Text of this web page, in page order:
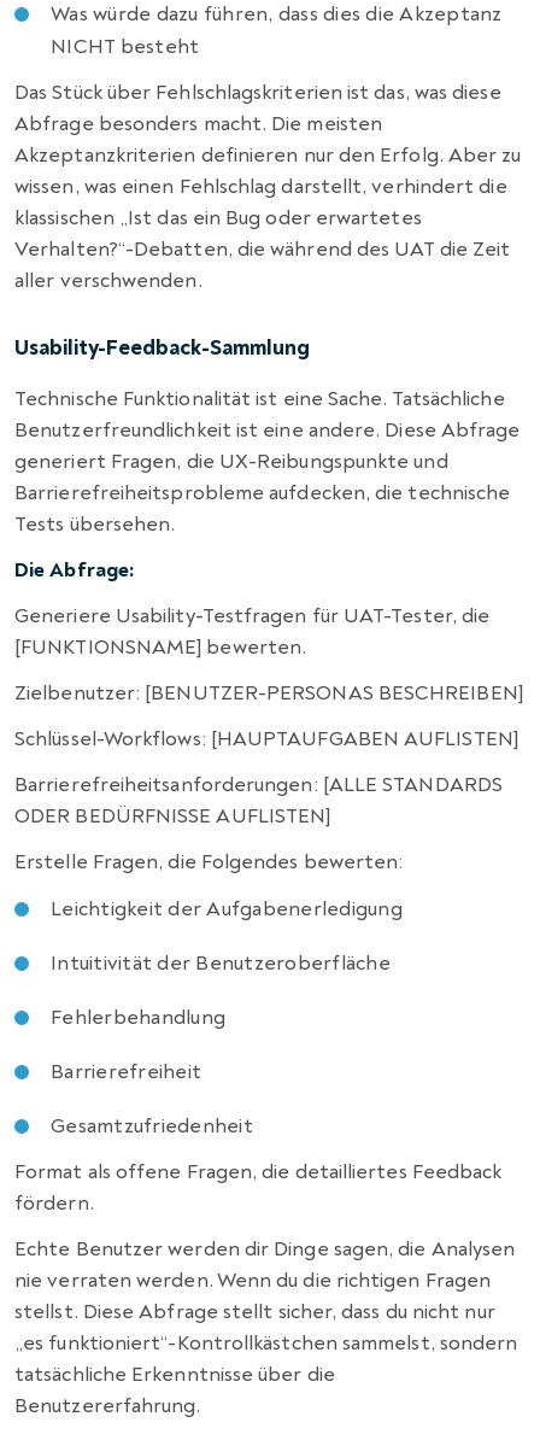
Was würde dazu führen, dass dies die Akzeptanz
NICHT besteht
Das Stück über Fehlschlagskriterien ist das, was diese
Abfrage besonders macht. Die meisten
Akzeptanzkriterien definieren nur den Erfolg. Aber zu
wissen, was einen Fehlschlag darstellt, verhindert die
klassischen „Ist das ein Bug oder erwartetes
Verhalten?“-Debatten, die während des UAT die Zeit
aller verschwenden.
Usability-Feedback-Sammlung
Technische Funktionalität ist eine Sache. Tatsächliche
Benutzerfreundlichkeit ist eine andere. Diese Abfrage
generiert Fragen, die UX-Reibungspunkte und
Barrierefreiheitsprobleme aufdecken, die technische
Tests übersehen.
Die Abfrage:
Generiere Usability-Testfragen für UAT-Tester, die
[FUNKTIONSNAME] bewerten.
Zielbenutzer: [BENUTZER-PERSONAS BESCHREIBEN]
Schlüssel-Workflows: [HAUPTAUFGABEN AUFLISTEN]
Barrierefreiheitsanforderungen: [ALLE STANDARDS
ODER BEDÜRFNISSE AUFLISTEN]
Erstelle Fragen, die Folgendes bewerten:
Leichtigkeit der Aufgabenerledigung
Intuitivität der Benutzeroberfläche
Fehlerbehandlung
Barrierefreiheit
Gesamtzufriedenheit
Format als offene Fragen, die detailliertes Feedback
fördern.
Echte Benutzer werden dir Dinge sagen, die Analysen
nie verraten werden. Wenn du die richtigen Fragen
stellst. Diese Abfrage stellt sicher, dass du nicht nur
„es funktioniert“-Kontrollkästchen sammelst, sondern
tatsächliche Erkenntnisse über die
Benutzererfahrung.